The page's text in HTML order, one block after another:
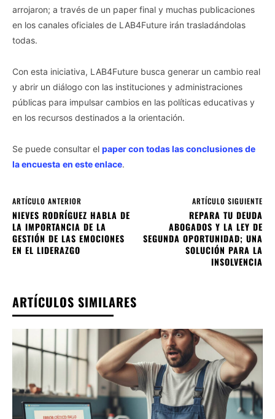
arrojaron; a través de un paper final y muchas publicaciones
en los canales oficiales de LAB4Future irán trasladándolas
todas.
Con esta iniciativa, LAB4Future busca generar un cambio real
y abrir un diálogo con las instituciones y administraciones
públicas para impulsar cambios en las políticas educativas y
en los recursos destinados a la orientación.
Se puede consultar el paper con todas las conclusiones de
la encuesta en este enlace.
ARTÍCULO ANTERIOR
NIEVES RODRÍGUEZ HABLA DE
LA IMPORTANCIA DE LA
GESTIÓN DE LAS EMOCIONES
EN EL LIDERAZGO
ARTÍCULO SIGUIENTE
REPARA TU DEUDA
ABOGADOS Y LA LEY DE
SEGUNDA OPORTUNIDAD; UNA
SOLUCIÓN PARA LA
INSOLVENCIA
ARTÍCULOS SIMILARES